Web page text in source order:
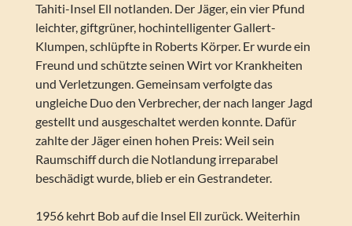
Tahiti-Insel Ell notlanden. Der Jäger, ein vier Pfund
leichter, giftgrüner, hochintelligenter Gallert-
Klumpen, schlüpfte in Roberts Körper. Er wurde ein
Freund und schützte seinen Wirt vor Krankheiten
und Verletzungen. Gemeinsam verfolgte das
ungleiche Duo den Verbrecher, der nach langer Jagd
gestellt und ausgeschaltet werden konnte. Dafür
zahlte der Jäger einen hohen Preis: Weil sein
Raumschiff durch die Notlandung irreparabel
beschädigt wurde, blieb er ein Gestrandeter.
1956 kehrt Bob auf die Insel Ell zurück. Weiterhin